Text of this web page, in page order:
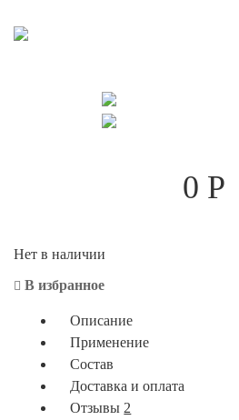
0 Р
Нет в наличии
В избранное
Описание
Применение
Состав
Доставка и оплата
Отзывы 2